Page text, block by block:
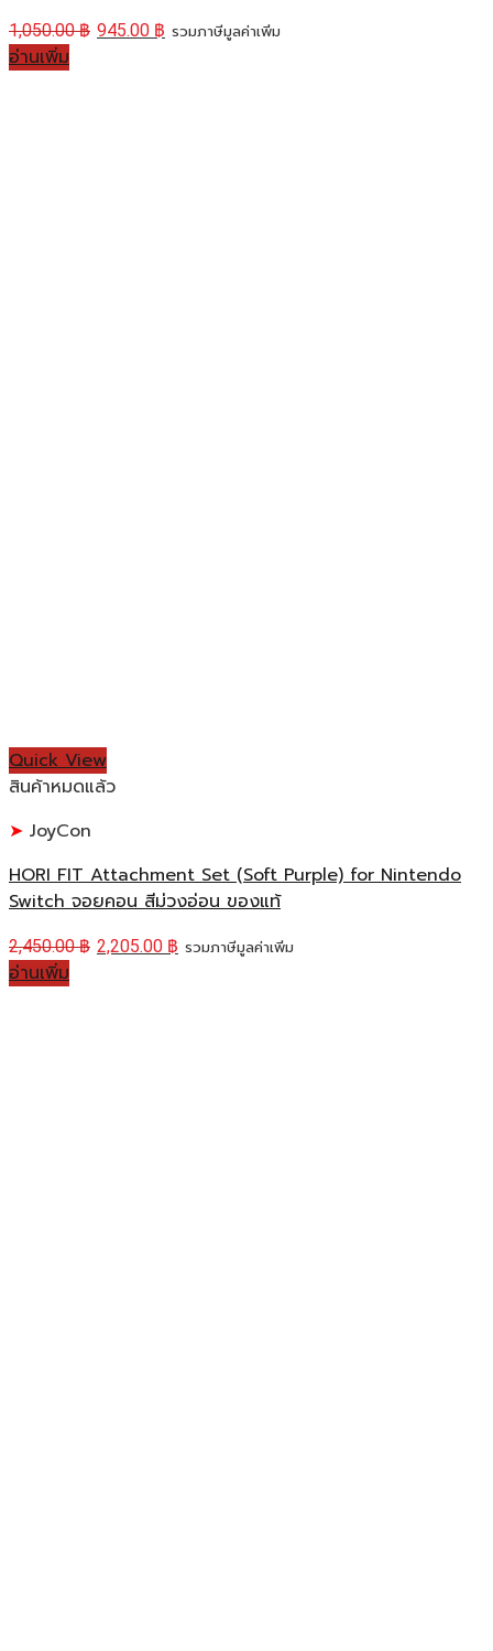
1,050.00฿ 945.00 ฿ รวมภาษีมูลค่าเพิ่ม
อ่านเพิ่ม
Quick View
สินค้าหมดแล้ว
JoyCon
HORI FIT Attachment Set (Soft Purple) for Nintendo
Switch จอยคอน สีม่วงอ่อน ของแท้
2,450.00฿ 2,205.00 ฿ รวมภาษีมูลค่าเพิ่ม
อ่านเพิ่ม